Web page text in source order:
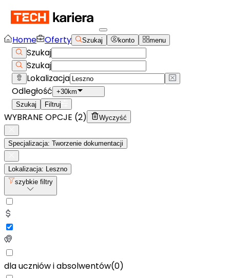
Home Oferty Szukaj konto menu
Szukaj
Szukaj
Lokalizacja
Odległość +30km
Szukaj
Filtruj
WYBRANE OPCJE (2) Wyczyść
Specjalizacja: Tworzenie dokumentacji
Lokalizacja: Leszno
szybkie filtry
dla uczniów i absolwentów(0)